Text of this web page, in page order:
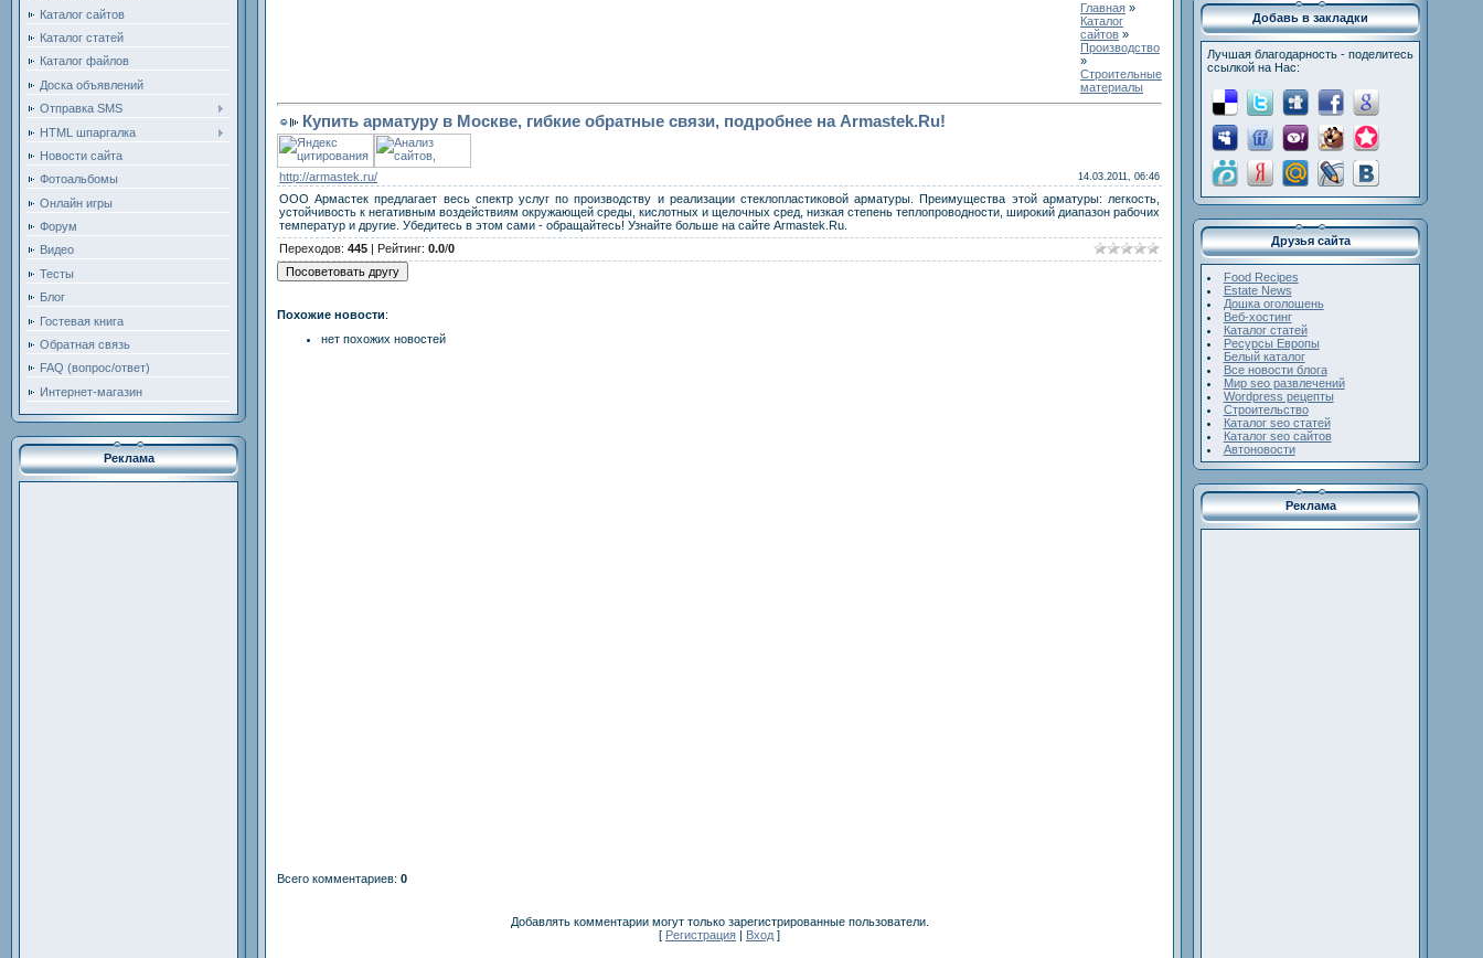
Каталог сайтов
Каталог статей
Каталог файлов
Доска объявлений
Отправка SMS
HTML шпаргалка
Новости сайта
Фотоальбомы
Онлайн игры
Форум
Видео
Тесты
Блог
Гостевая книга
Обратная связь
FAQ (вопрос/ответ)
Интернет-магазин
Реклама
Главная »
Каталог
сайтов »
Производство
»
Строительные
материалы
Купить арматуру в Москве, гибкие обратные связи, подробнее на Armastek.Ru!
http://armastek.ru/ 14.03.2011, 06:46
ООО Армастек предлагает весь спектр услуг по производству и реализации стеклопластиковой арматуры. Преимущества этой арматуры: легкость,
устойчивость к негативным воздействиям окружающей среды, кислотных и щелочных сред, низкая степень теплопроводности, широкий диапазон рабочих
температур и другие. Убедитесь в этом сами - обращайтесь! Узнайте больше на сайте Armastek.Ru.
Переходов: 445 | Рейтинг: 0.0/0
Похожие новости:
нет похожих новостей
Всего комментариев: 0
Добавлять комментарии могут только зарегистрированные пользователи.
[ Регистрация | Вход ]
Добавь в закладки
Лучшая благодарность - поделитесь
ссылкой на Нас:
Друзья сайта
Food Recipes
Estate News
Дошка оголошень
Веб-хостинг
Каталог статей
Ресурсы Европы
Белый каталог
Все новости блога
Мир seo развлечений
Wordpress рецепты
Строительство
Каталог seo статей
Каталог seo сайтов
Автоновости
Реклама